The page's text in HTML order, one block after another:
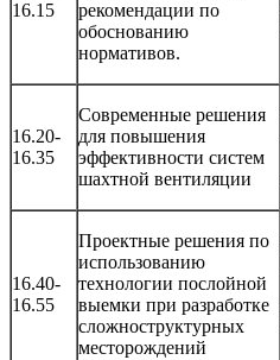
16.15
рекомендации по
обоснованию
нормативов.
16.20-
16.35
Современные решения
для повышения
эффективности систем
шахтной вентиляции
16.40-
16.55
Проектные решения по
использованию
технологии послойной
выемки при разработке
сложноструктурных
месторождений